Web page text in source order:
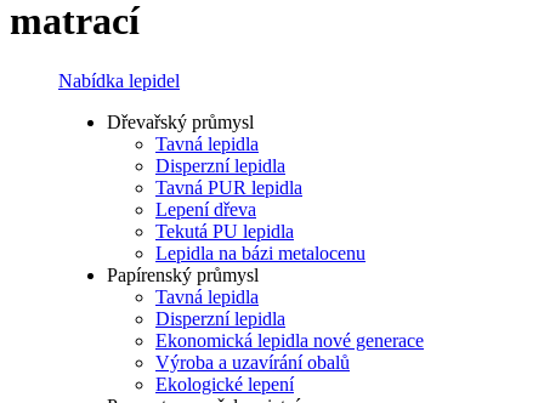
matrací
Nabídka lepidel
Dřevařský průmysl
Tavná lepidla
Disperzní lepidla
Tavná PUR lepidla
Lepení dřeva
Tekutá PU lepidla
Lepidla na bázi metalocenu
Papírenský průmysl
Tavná lepidla
Disperzní lepidla
Ekonomická lepidla nové generace
Výroba a uzavírání obalů
Ekologické lepení